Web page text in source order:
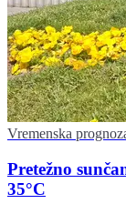
Vremenska
Pretežno
35°C